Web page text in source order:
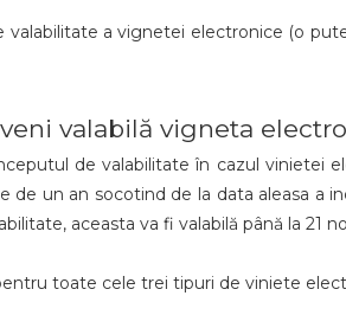
a vignetei electronice (o
valabilă vigneta
de valabilitate în cazul vinietei
un an socotind de la data aleasa a
aceasta va fi valabilă până la 21
toate cele trei tipuri de viniete